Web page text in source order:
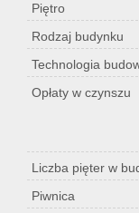
Piętro
Rodzaj budynku
Technologia
Opłaty w czynszu
Liczba pięter w
Piwnica